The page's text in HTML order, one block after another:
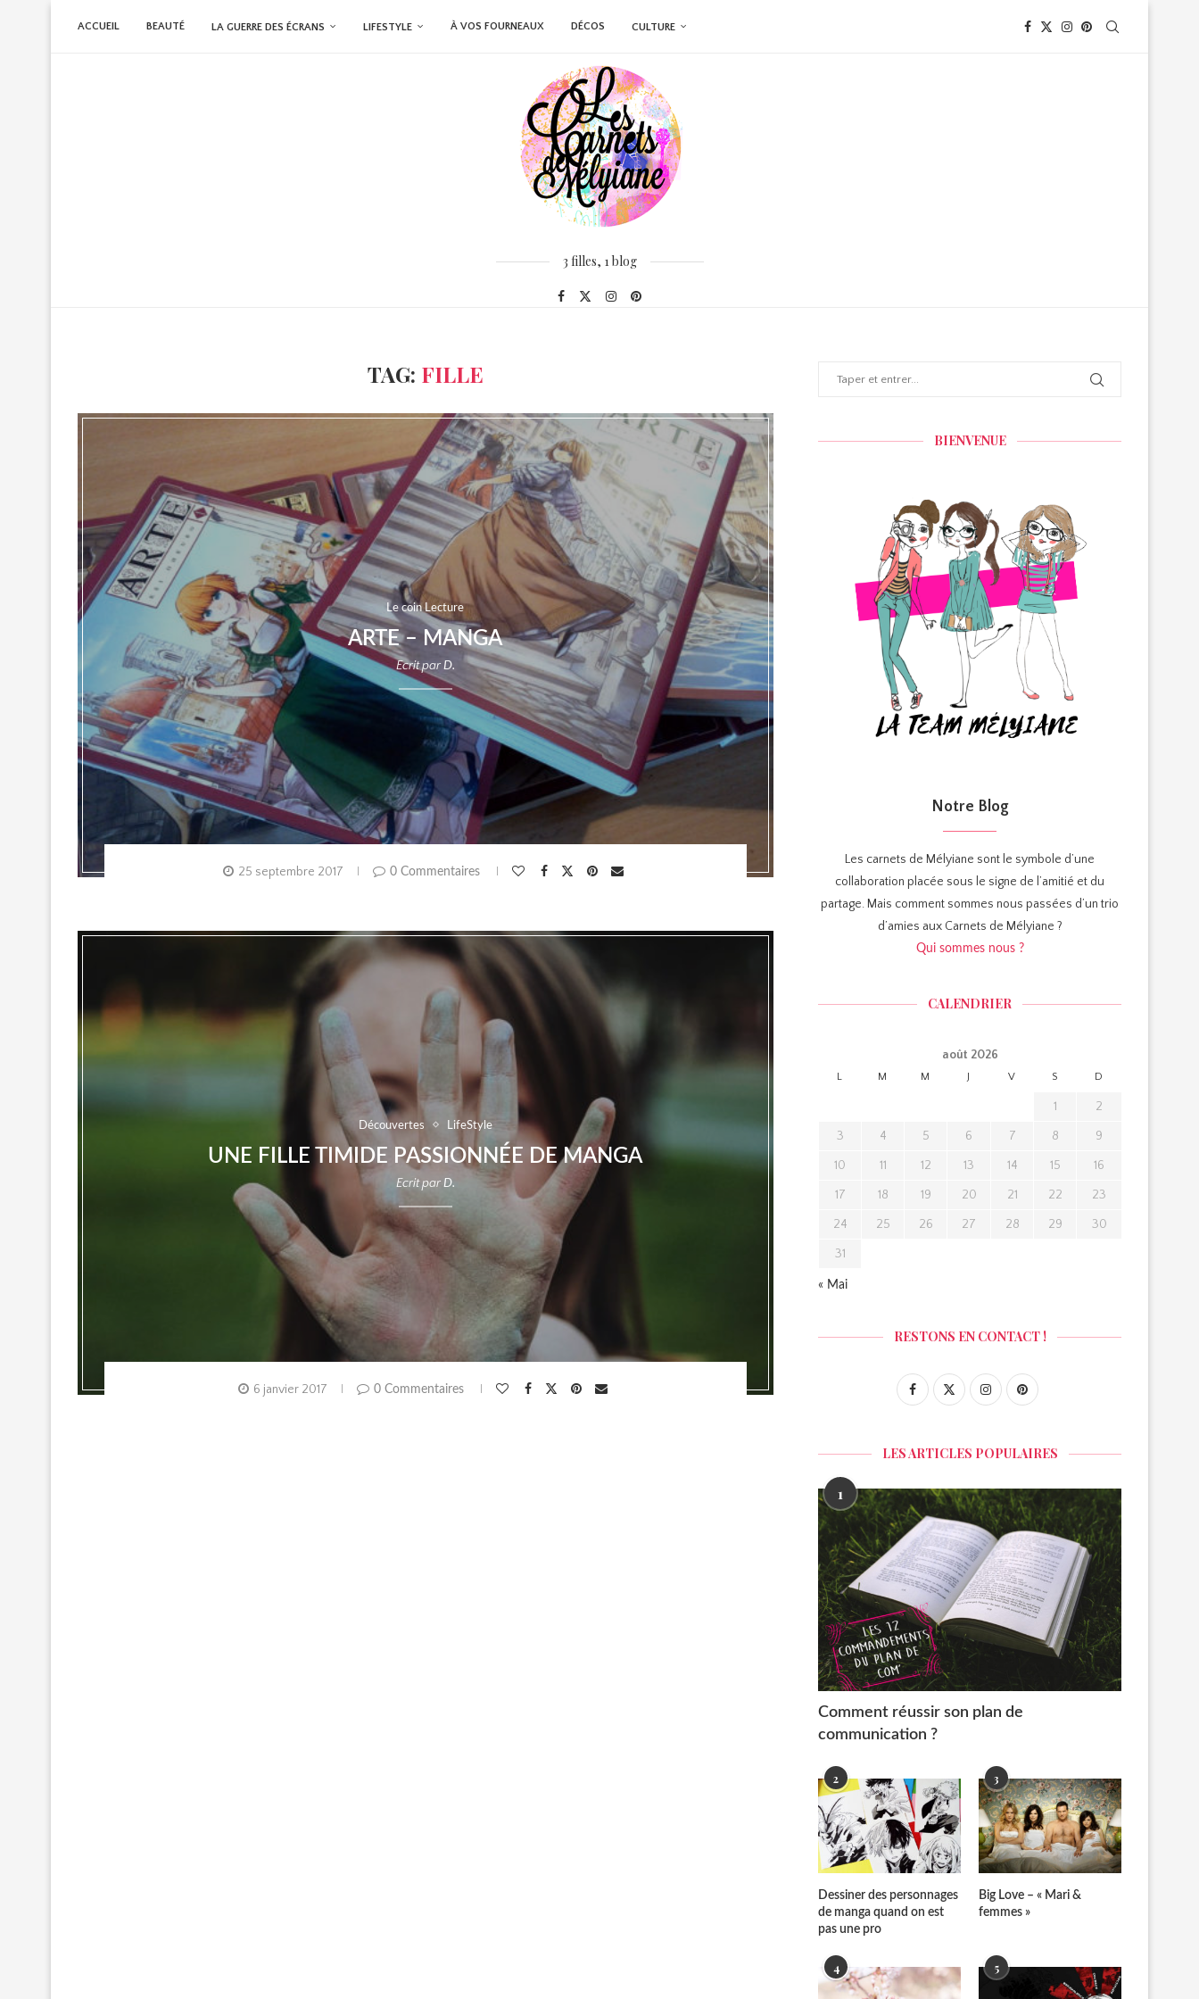
ACCUEIL BEAUTÉ LA GUERRE DES ÉCRANS LIFESTYLE À VOS FOURNEAUX DÉCOS CULTURE
3 filles, 1 blog
TAG: FILLE
Le coin Lecture
ARTE – MANGA
Ecrit parD.
25 septembre 2017 0 Commentaires
Découvertes LifeStyle
UNE FILLE TIMIDE PASSIONNÉE DE MANGA
Ecrit par D.
6 janvier 2017 0 Commentaires
BIENVENUE
Notre Blog
Les carnets de Mélyiane sont le symbole d’une
collaboration placée sous le signe de l’amitié et du
partage. Mais comment sommes nous passées d’un trio
d’amies aux Carnets de Mélyiane ?
Qui sommes nous ?
CALENDRIER
août 2026
L M M J V S D
1 2
3 4 5 6 7 8 9
10 11 12 13 14 15 16
17 18 19 20 21 22 23
24 25 26 27 28 29 30
31
« Mai
RESTONS EN CONTACT !
LES ARTICLES POPULAIRES
1
Comment réussir son plan de
communication ?
2
Dessiner des personnages
de manga quand on est
pas une pro
3
Big Love – « Mari &
femmes »
4 5